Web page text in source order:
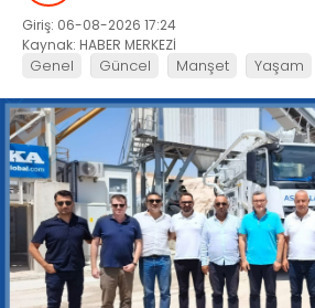
Giriş: 06-08-2026 17:24
Kaynak: HABER MERKEZİ
Genel Güncel Manşet Yaşam